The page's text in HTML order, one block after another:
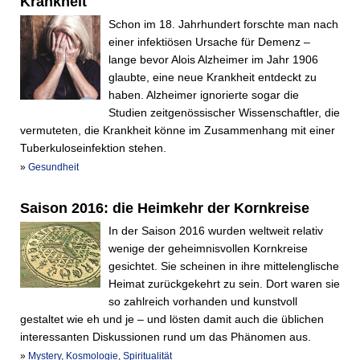
Schon im 18. Jahrhundert forschte man nach
einer infektiösen Ursache für Demenz –
lange bevor Alois Alzheimer im Jahr 1906
glaubte, eine neue Krankheit entdeckt zu
haben. Alzheimer ignorierte sogar die
Studien zeitgenössischer Wissenschaftler, die
vermuteten, die Krankheit könne im Zusammenhang mit einer
Tuberkuloseinfektion stehen.
» Gesundheit
Saison 2016: die Heimkehr der Kornkreise
In der Saison 2016 wurden weltweit relativ
wenige der geheimnisvollen Kornkreise
gesichtet. Sie scheinen in ihre mittelenglische
Heimat zurückgekehrt zu sein. Dort waren sie
so zahlreich vorhanden und kunstvoll
gestaltet wie eh und je – und lösten damit auch die üblichen
interessanten Diskussionen rund um das Phänomen aus.
» Mystery, Kosmologie, Spiritualität